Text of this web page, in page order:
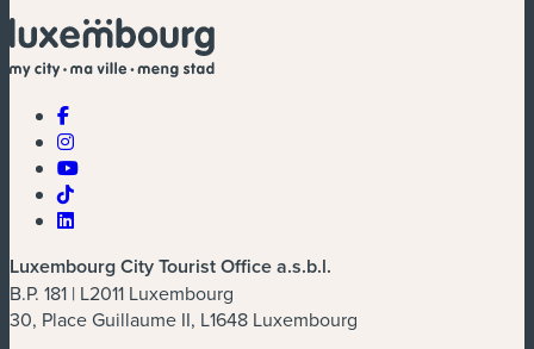
Luxembourg City Tourist Office a.s.b.l.
B.P. 181 | L2011 Luxembourg
30, Place Guillaume II, L1648 Luxembourg